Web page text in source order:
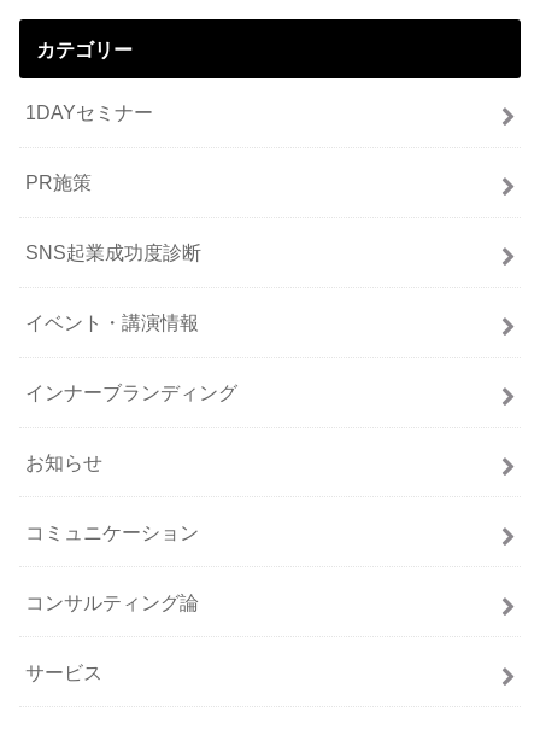
カテゴリー
1DAYセミナー
PR施策
SNS起業成功度診断
イベント・講演情報
インナーブランディング
お知らせ
コミュニケーション
コンサルティング論
サービス